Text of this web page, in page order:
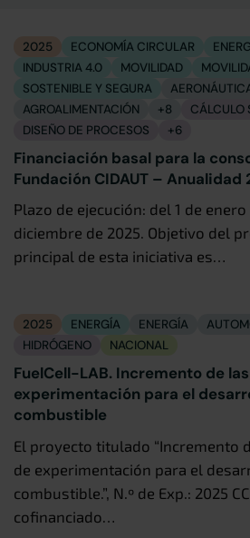
2025 ECONOMÍA CIRCULAR
INDUSTRIA 4.0
MOVILIDAD
SOSTENIBLE Y SEGURA
AGROALIMENTACIÓN
+8
CÁLCULO
DISEÑO DE PROCESOS
+6
Financiación basal para la
Fundación CIDAUT – Anualidad
Plazo de ejecución: del 1 de enero
diciembre de 2025. Objetivo del
principal de esta iniciativa es…
2025 ENERGÍA ENERGÍA
HIDRÓGENO
NACIONAL
FuelCell-LAB. Incremento de
experimentación para el
combustible
El proyecto titulado “Incremento
de experimentación para el
combustible.”, N.º de Exp.: 2025
cofinanciado…